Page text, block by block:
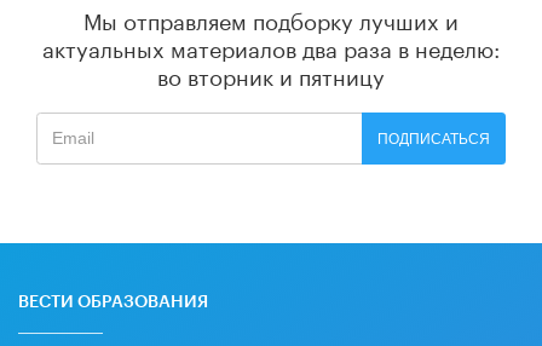
Мы отправляем подборку лучших и
актуальных материалов два раза в неделю:
во вторник и пятницу
ПОДПИСАТЬСЯ
ВЕСТИ ОБРАЗОВАНИЯ